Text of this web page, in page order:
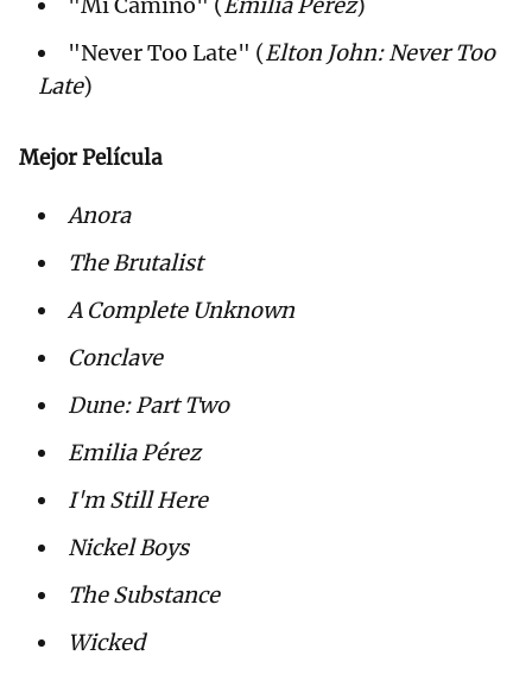
"Mi Camino" (Emilia Pérez)
"Never Too Late" (Elton John: Never Too
Late)
Mejor Película
Anora
The Brutalist
A Complete Unknown
Conclave
Dune: Part Two
Emilia Pérez
I'm Still Here
Nickel Boys
The Substance
Wicked